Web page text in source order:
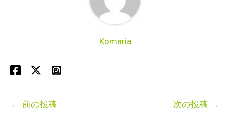
Komaria
← 前の投稿 次の投稿 →